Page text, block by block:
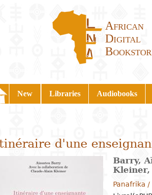
African
Digital
New Libraries Audiobooks
d'une
Barry,
Kleiner,
Panafrika